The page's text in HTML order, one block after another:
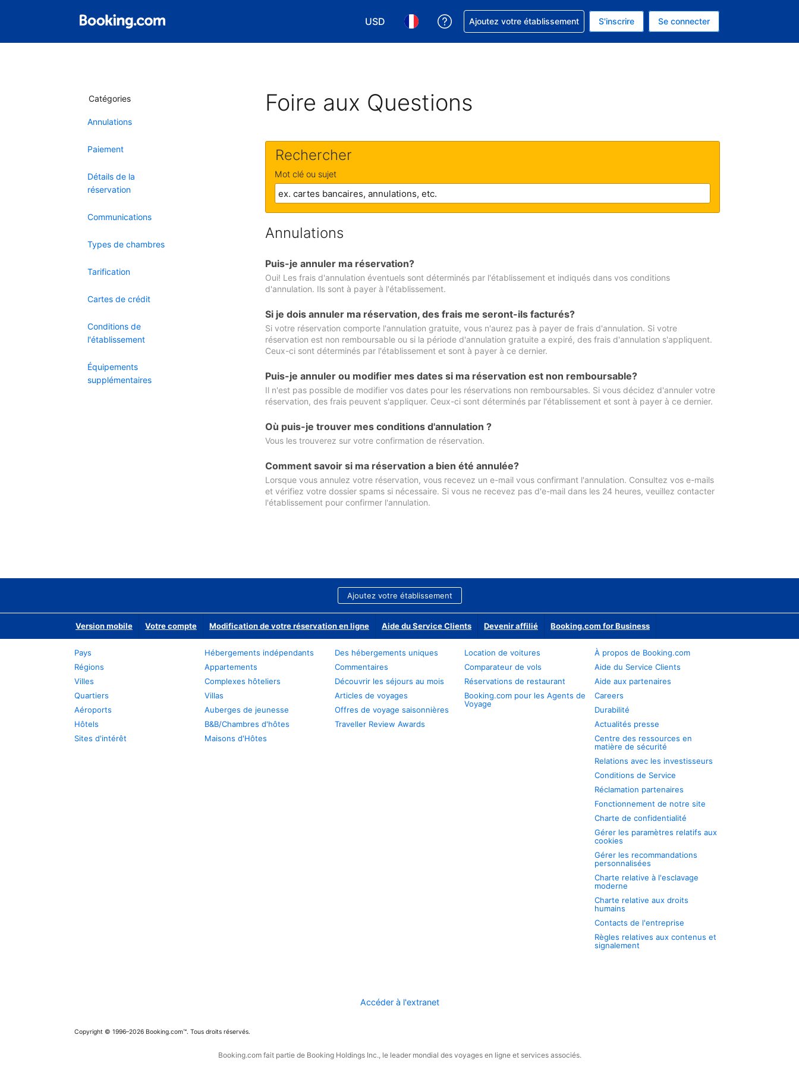
USD
Choisissez votre devise. Votre devise actuelle est celle-ci : Dollar américain.
Choisissez votre langue. Votre langue actuelle est celle-ci : Français.
Obtenez de l'aide concernant votre réservation
Ajoutez votre établissement S'inscrire Se connecter
Catégories
Annulations
Paiement
Détails de la
réservation
Communications
Types de chambres
Tarification
Cartes de crédit
Conditions de
l'établissement
Équipements
supplémentaires
Foire aux Questions
Rechercher
Mot clé ou sujet
Annulations
Puis-je annuler ma réservation?
Oui! Les frais d'annulation éventuels sont déterminés par l'établissement et indiqués dans vos conditions
d'annulation. Ils sont à payer à l'établissement.
Si je dois annuler ma réservation, des frais me seront-ils facturés?
Si votre réservation comporte l'annulation gratuite, vous n'aurez pas à payer de frais d'annulation. Si votre
réservation est non remboursable ou si la période d'annulation gratuite a expiré, des frais d'annulation s'appliquent.
Ceux-ci sont déterminés par l'établissement et sont à payer à ce dernier.
Puis-je annuler ou modifier mes dates si ma réservation est non remboursable?
Il n'est pas possible de modifier vos dates pour les réservations non remboursables. Si vous décidez d'annuler votre
réservation, des frais peuvent s'appliquer. Ceux-ci sont déterminés par l'établissement et sont à payer à ce dernier.
Où puis-je trouver mes conditions d'annulation ?
Vous les trouverez sur votre confirmation de réservation.
Comment savoir si ma réservation a bien été annulée?
Lorsque vous annulez votre réservation, vous recevez un e-mail vous confirmant l'annulation. Consultez vos e-mails
et vérifiez votre dossier spams si nécessaire. Si vous ne recevez pas d'e-mail dans les 24 heures, veuillez contacter
l'établissement pour confirmer l'annulation.
Ajoutez votre établissement
Version mobile Votre compte Modification de votre réservation en ligne Aide du Service Clients Devenir affilié Booking.com for Business
Pays
Régions
Villes
Quartiers
Aéroports
Hôtels
Sites d'intérêt
Hébergements indépendants
Appartements
Complexes hôteliers
Villas
Auberges de jeunesse
B&B/Chambres d'hôtes
Maisons d'Hôtes
Des hébergements uniques
Commentaires
Découvrir les séjours au mois
Articles de voyages
Offres de voyage saisonnières
Traveller Review Awards
Location de voitures
Comparateur de vols
Réservations de restaurant
Booking.com pour les Agents de
Voyage
À propos de Booking.com
Aide du Service Clients
Aide aux partenaires
Careers
Durabilité
Actualités presse
Centre des ressources en
matière de sécurité
Relations avec les investisseurs
Conditions de Service
Réclamation partenaires
Fonctionnement de notre site
Charte de confidentialité
Gérer les paramètres relatifs aux
cookies
Gérer les recommandations
personnalisées
Charte relative à l'esclavage
moderne
Charte relative aux droits
humains
Contacts de l'entreprise
Règles relatives aux contenus et
signalement
Accéder à l'extranet
Copyright © 1996–2026 Booking.com™. Tous droits réservés.
Booking.com fait partie de Booking Holdings Inc., le leader mondial des voyages en ligne et services associés.